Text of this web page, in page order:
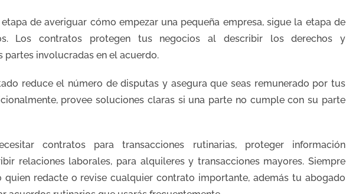
de averiguar cómo empezar una pequeña empresa, sigue la etapa de
Los contratos protegen tus negocios al describir los derechos y
partes involucradas en el acuerdo.
reduce el número de disputas y asegura que seas remunerado por tus
provee soluciones claras si una parte no cumple con su parte
contratos para transacciones rutinarias, proteger información
relaciones laborales, para alquileres y transacciones mayores. Siempre
quien redacte o revise cualquier contrato importante, además tu abogado